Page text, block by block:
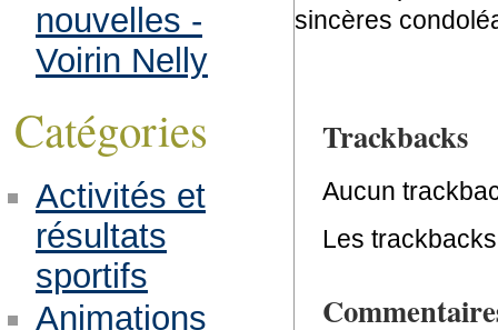
sincères
Trackbacks
Aucun
Les
nouvelles -
Voirin Nelly
Catégories
Activités et
résultats
sportifs
Animations